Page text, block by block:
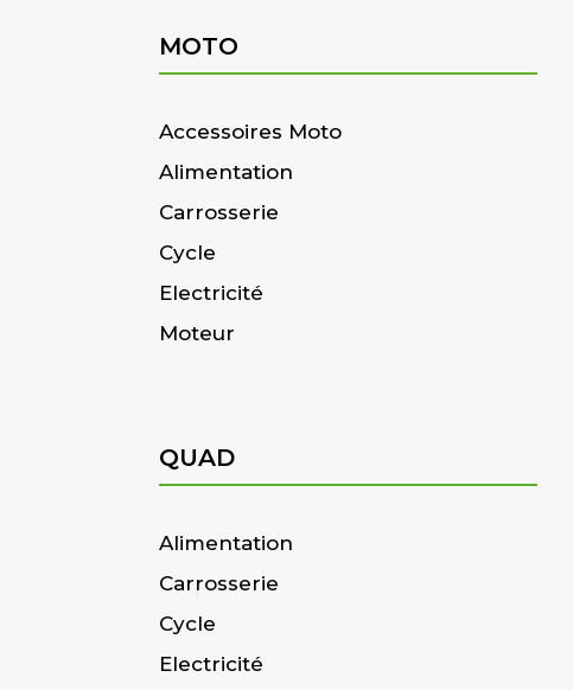
MOTO
Accessoires Moto
Alimentation
Carrosserie
Cycle
Electricité
Moteur
QUAD
Alimentation
Carrosserie
Cycle
Electricité